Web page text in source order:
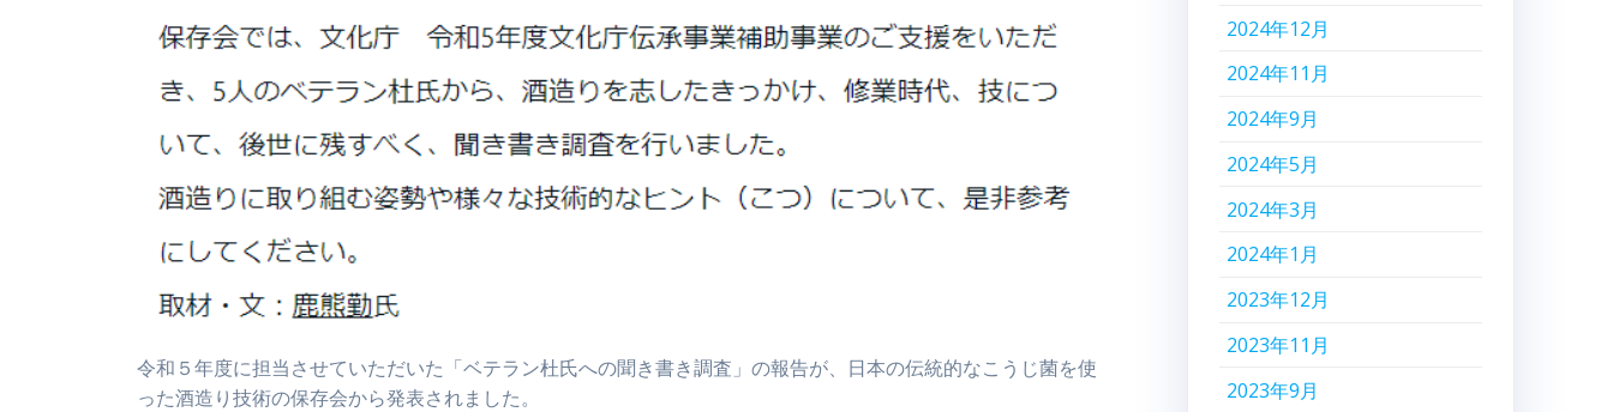
令和５年度に担当させていただいた「ベテラン杜氏への聞き書き調査」の報告が、日本の伝統的なこうじ菌を使
った酒造り技術の保存会から発表されました。
2024年12月
2024年11月
2024年9月
2024年5月
2024年3月
2024年1月
2023年12月
2023年11月
2023年9月